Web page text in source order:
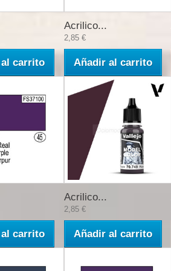
carrito
Acrilico...
2,85 €
Añadir al carrito
carrito
Acrilico...
2,85 €
Añadir al carrito